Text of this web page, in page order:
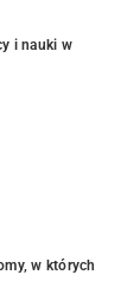
i nauki w
w których